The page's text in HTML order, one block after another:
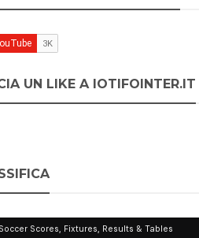
UN LIKE A IOTIFOINTER.IT